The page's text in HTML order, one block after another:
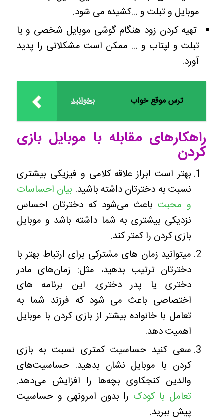
موبایل و تبلت و …کشیده می شود.
تهیه کردن زود هنگام گوشی موبایل شخصی و یا
تبلت و لپتاب و … ممکن است مشکلاتی را پدید
آورد.
بخوانید ترس موقع خواب
راهکارهای مقابله با موبایل بازی
کردن
بهتر است ابراز علاقه کلامی و فیزیکی بیشتری
نسبت به دخترتان داشته باشید. بیان احساسات
و محبتباعث می‌شود که دخترتان احساس
نزدیکی بیشتری به شما داشته باشد و موبایل
بازی کردن را کمتر کند.
میتوانید زمان های مشترکی برای ارتباط بهتر با
دخترتان ترتیب بدهید، مثل: زمان‌های مادر
دختری یا پدر دختری. این برنامه های
اختصاصی باعث می شود که فرزند شما به
تعامل با خانواده بیشتر از بازی کردن با موبایل
اهمیت دهد.
سعی کنید حساسیت کمتری نسبت به بازی
کردن با موبایل نشان بدهید. حساسیت‌های
والدین کنجکاوی بچه‌ها را افزایش می‌دهد.
تعامل با کودک را بدون امرونهی و حساسیت
پیش ببرید.